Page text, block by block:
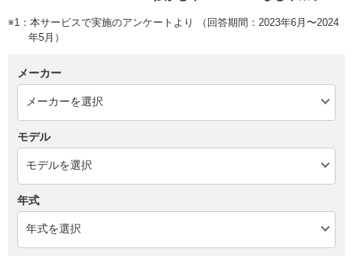
※1：本サービスで実施のアンケートより （回答期間：2023年6月〜2024
年5月）
メーカー
モデル
年式